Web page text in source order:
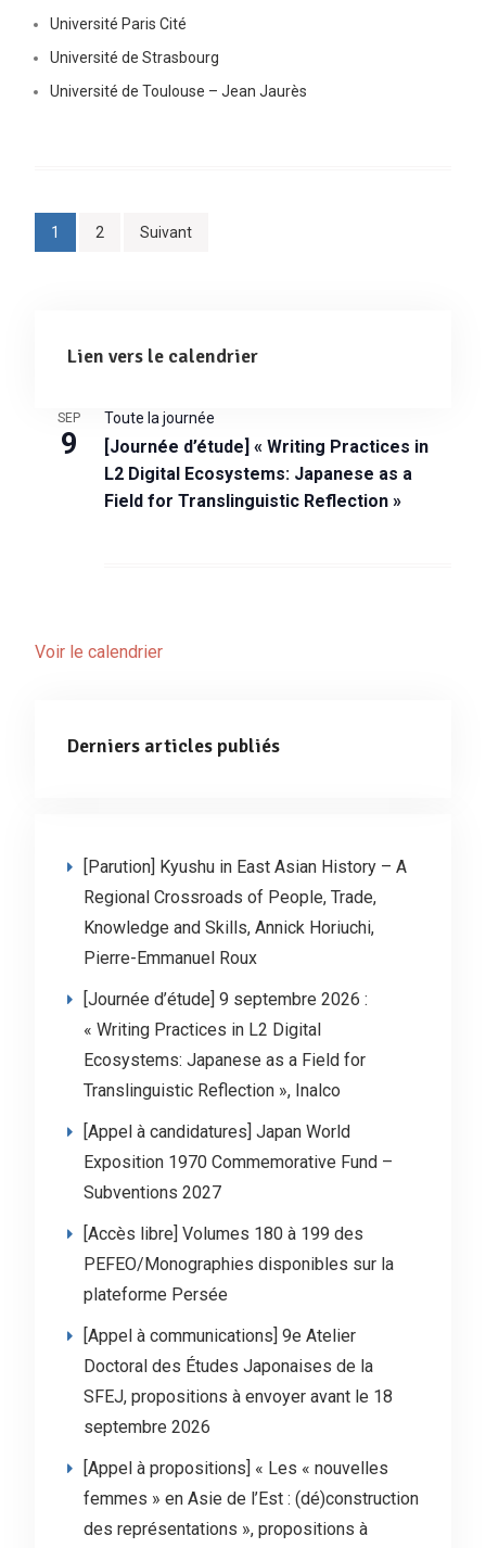
Université Paris Cité
Université de Strasbourg
Université de Toulouse – Jean Jaurès
Pagination
1 2 Suivant
Lien vers le calendrier
SEP
9
Toute la journée
[Journée d’étude] « Writing Practices in
L2 Digital Ecosystems: Japanese as a
Field for Translinguistic Reflection »
Voir le calendrier
Derniers articles publiés
[Parution] Kyushu in East Asian History – A
Regional Crossroads of People, Trade,
Knowledge and Skills, Annick Horiuchi,
Pierre-Emmanuel Roux
[Journée d’étude] 9 septembre 2026 :
« Writing Practices in L2 Digital
Ecosystems: Japanese as a Field for
Translinguistic Reflection », Inalco
[Appel à candidatures] Japan World
Exposition 1970 Commemorative Fund –
Subventions 2027
[Accès libre] Volumes 180 à 199 des
PEFEO/Monographies disponibles sur la
plateforme Persée
[Appel à communications] 9e Atelier
Doctoral des Études Japonaises de la
SFEJ, propositions à envoyer avant le 18
septembre 2026
[Appel à propositions] « Les « nouvelles
femmes » en Asie de l’Est : (dé)construction
des représentations », propositions à